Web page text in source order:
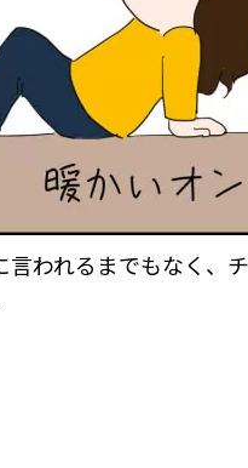
われるまでもなく、